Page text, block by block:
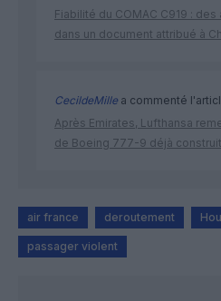
Fiabilité du COMAC C919 :
dans un document attribué à
CecildeMillea commenté
Après Emirates, Lufthansa
de Boeing 777-9 déjà
air france deroutement
passager violent